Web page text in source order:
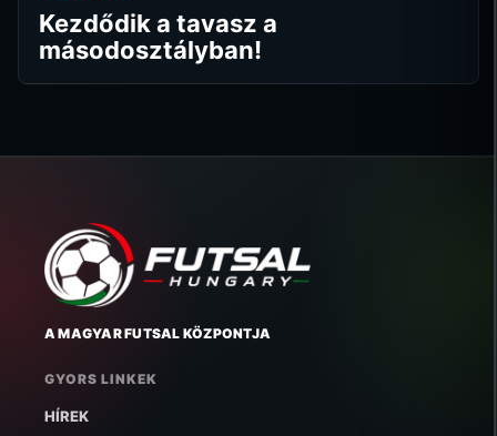
Kezdődik a tavasz a
másodosztályban!
A MAGYAR FUTSAL KÖZPONTJA
GYORS LINKEK
HÍREK